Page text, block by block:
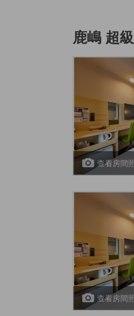
鹿嶋 超
查看房間
查看房間